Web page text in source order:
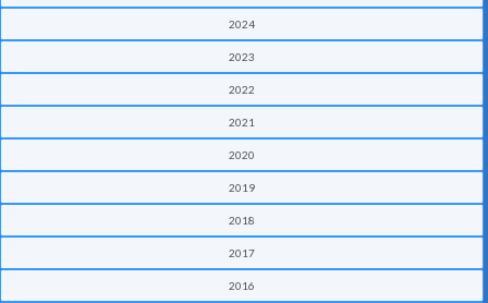
2024
2023
2022
2021
2020
2019
2018
2017
2016